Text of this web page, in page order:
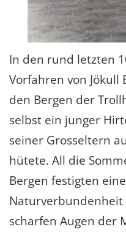
In den rund letzten
Vorfahren von Jökull
den Bergen der
selbst ein junger
seiner Grosseltern
hütete. All die
Bergen festigten
Naturverbundenheit
scharfen Augen der